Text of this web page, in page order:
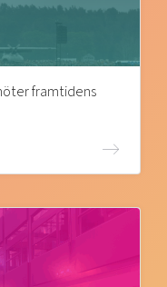
framtidens